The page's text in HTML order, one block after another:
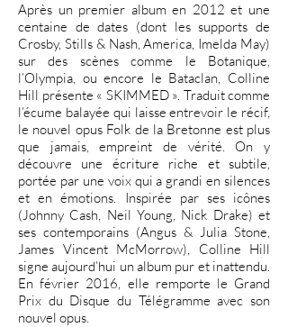
Après un premier album en 2012 et une
centaine de dates (dont les supports de
Crosby, Stills & Nash, America, Imelda May)
sur des scènes comme le Botanique,
l’Olympia, ou encore le Bataclan, Colline
Hill présente « SKIMMED ». Traduit comme
l’écume balayée qui laisse entrevoir le récif,
le nouvel opus Folk de la Bretonne est plus
que jamais, empreint de vérité. On y
découvre une écriture riche et subtile,
portée par une voix qui a grandi en silences
et en émotions. Inspirée par ses icônes
(Johnny Cash, Neil Young, Nick Drake) et
ses contemporains (Angus & Julia Stone,
James Vincent McMorrow), Colline Hill
signe aujourd’hui un album pur et inattendu.
En février 2016, elle remporte le Grand
Prix du Disque du Télégramme avec son
nouvel opus.